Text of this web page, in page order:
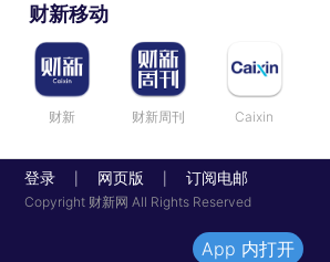
财新移动
财新 财新周刊 Caixin
登录 网页版 订阅电邮
Copyright 财新网 All Rights Reserved
App 内打开